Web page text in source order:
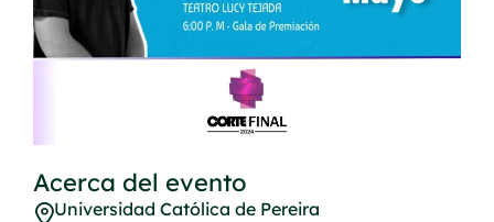
Acerca del evento
Universidad Católica de Pereira